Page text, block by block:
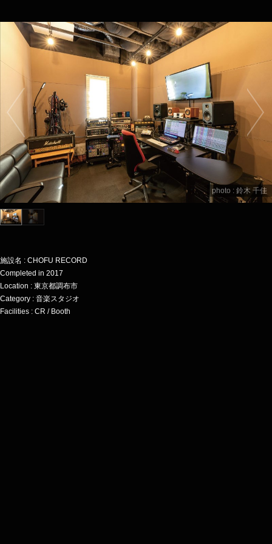
photo : 鈴木 千佳
施設名 : CHOFU RECORD
Completed in 2017
Location : 東京都調布市
Category : 音楽スタジオ
Facilities : CR / Booth